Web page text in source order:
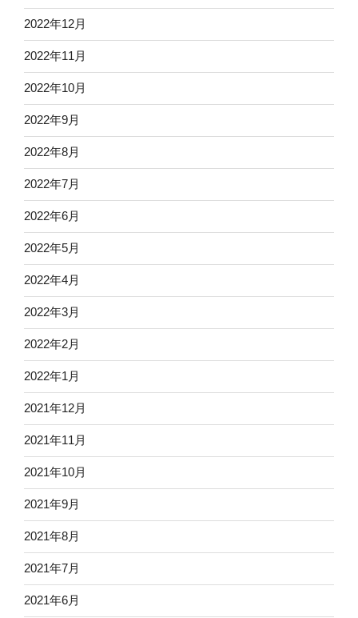
2022年12月
2022年11月
2022年10月
2022年9月
2022年8月
2022年7月
2022年6月
2022年5月
2022年4月
2022年3月
2022年2月
2022年1月
2021年12月
2021年11月
2021年10月
2021年9月
2021年8月
2021年7月
2021年6月